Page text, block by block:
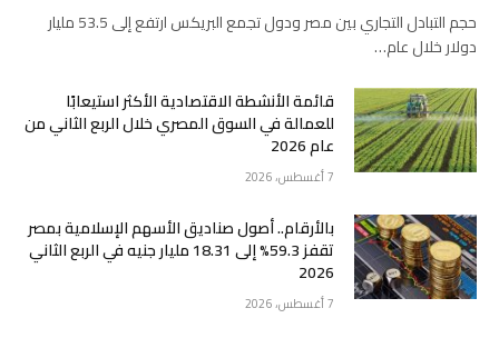
حجم التبادل التجاري بين مصر ودول تجمع البريكس ارتفع إلى 53.5 مليار
دولار خلال عام…
قائمة الأنشطة الاقتصادية الأكثر استيعابًا
للعمالة في السوق المصري خلال الربع الثاني من
عام 2026
7 أغسطس، 2026
بالأرقام.. أصول صناديق الأسهم الإسلامية بمصر
تقفز 59.3% إلى 18.31 مليار جنيه في الربع الثاني
2026
7 أغسطس، 2026